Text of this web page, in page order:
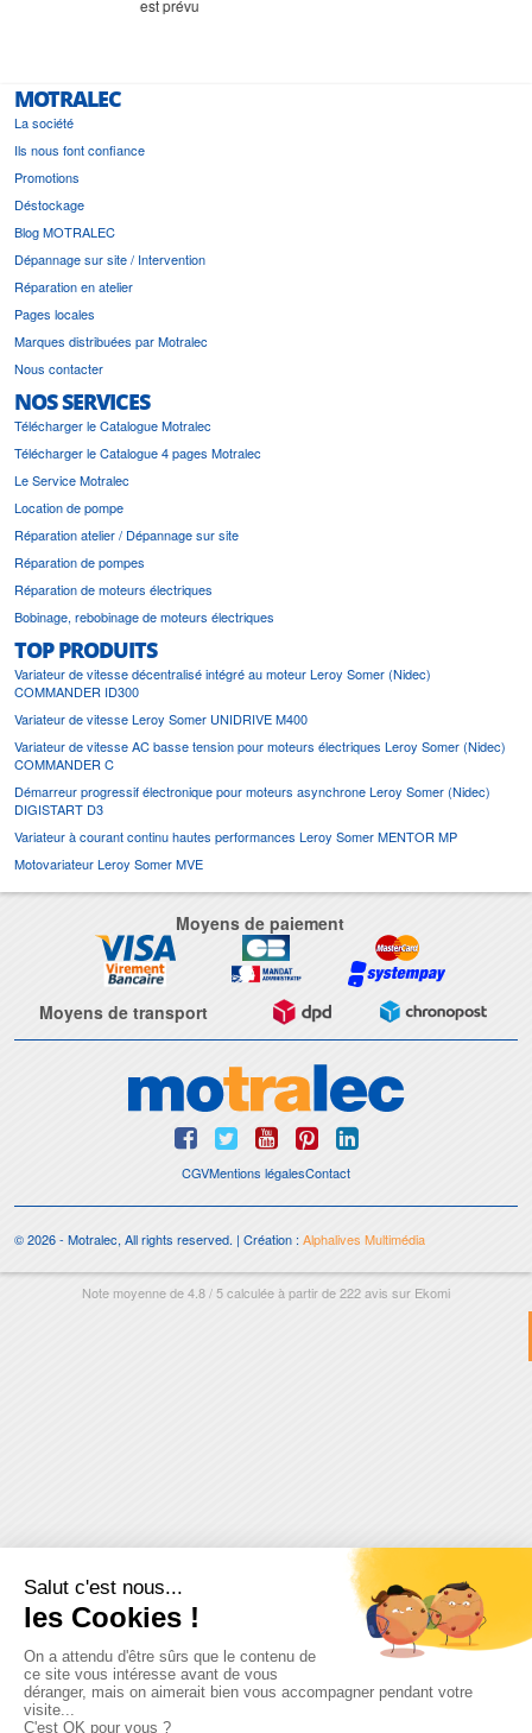
MOTRALEC
La société
Ils nous font confiance
Promotions
Déstockage
Blog MOTRALEC
Dépannage sur site / Intervention
Réparation en atelier
Pages locales
Marques distribuées par Motralec
Nous contacter
NOS SERVICES
Télécharger le Catalogue Motralec
Télécharger le Catalogue 4 pages Motralec
Le Service Motralec
Location de pompe
Réparation atelier / Dépannage sur site
Réparation de pompes
Réparation de moteurs électriques
Bobinage, rebobinage de moteurs électriques
TOP PRODUITS
Variateur de vitesse décentralisé intégré au moteur Leroy Somer (Nidec)
COMMANDER ID300
Variateur de vitesse Leroy Somer UNIDRIVE M400
Variateur de vitesse AC basse tension pour moteurs électriques Leroy Somer (Nidec)
COMMANDER C
Démarreur progressif électronique pour moteurs asynchrone Leroy Somer (Nidec)
DIGISTART D3
Variateur à courant continu hautes performances Leroy Somer MENTOR MP
Motovariateur Leroy Somer MVE
Moyens de paiement
Moyens de transport
CGVMentions légalesContact
© 2026 - Motralec, All rights reserved. | Création :Alphalives Multimédia
Note moyenne de4.8/5calculée à partir de222avis sur Ekomi